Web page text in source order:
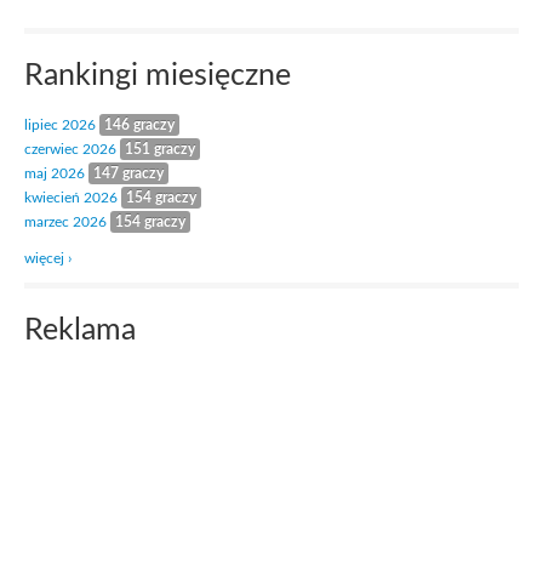
Rankingi miesięczne
lipiec 2026
146 graczy
czerwiec 2026
151 graczy
maj 2026
147 graczy
kwiecień 2026
154 graczy
marzec 2026
154 graczy
więcej ›
Reklama